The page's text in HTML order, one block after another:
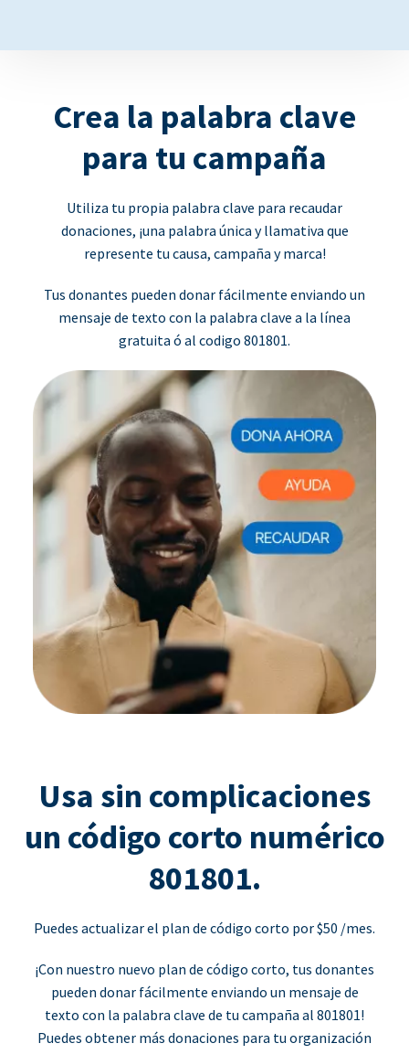
Crea la palabra clave
para tu campaña
Utiliza tu propia palabra clave para recaudar
donaciones, ¡una palabra única y llamativa que
represente tu causa, campaña y marca!
Tus donantes pueden donar fácilmente enviando un
mensaje de texto con la palabra clave a la línea
gratuita ó al codigo 801801.
Usa sin complicaciones
un código corto numérico
801801.
Puedes actualizar el plan de código corto por $50 /mes.
¡Con nuestro nuevo plan de código corto, tus donantes
pueden donar fácilmente enviando un mensaje de
texto con la palabra clave de tu campaña al 801801!
Puedes obtener más donaciones para tu organización